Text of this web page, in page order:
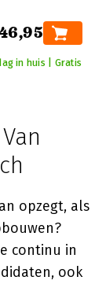
in huis | Gratis
opzegt, als
continu in
ook